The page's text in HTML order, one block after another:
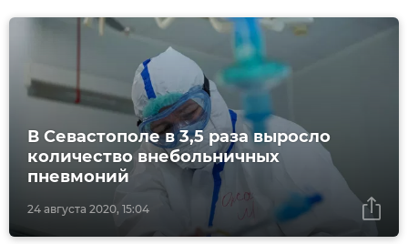
24 августа 2020, 15:04
В Севастополе в 3,5 раза выросло
количество внебольничных
пневмоний